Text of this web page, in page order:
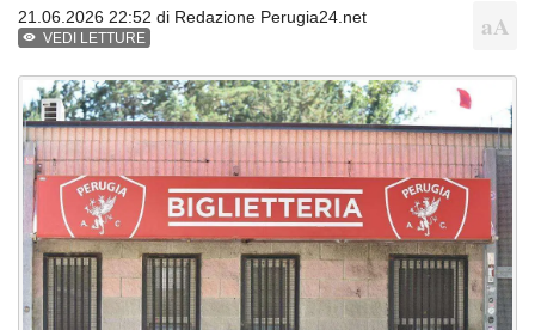
21.06.2026 22:52 di Redazione Perugia24.net
VEDI LETTURE